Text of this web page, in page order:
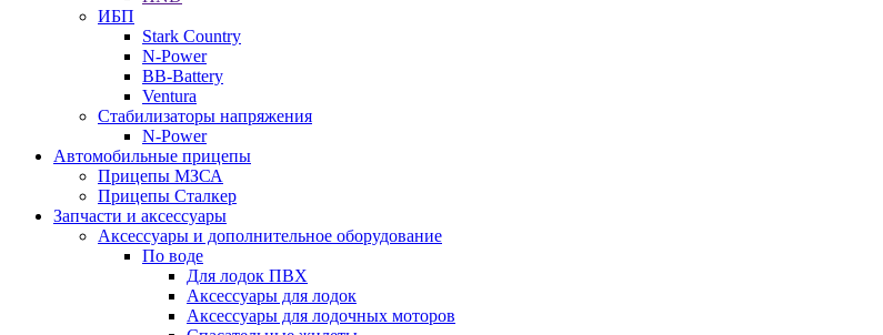
ИБП
Stark Country
N-Power
BB-Battery
Ventura
Стабилизаторы напряжения
N-Power
Автомобильные прицепы
Прицепы МЗСА
Прицепы Сталкер
Запчасти и аксессуары
Аксессуары и дополнительное оборудование
По воде
Для лодок ПВХ
Аксессуары для лодок
Аксессуары для лодочных моторов